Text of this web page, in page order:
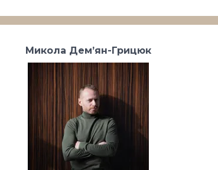
Микола Дем’ян-Грицюк